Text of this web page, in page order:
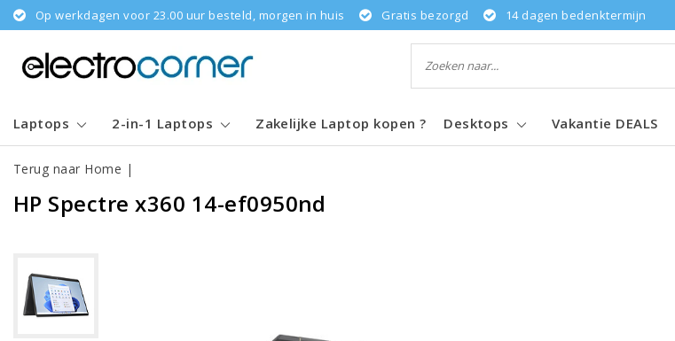
Op werkdagen voor 23.00 uur besteld, morgen in huis Gratis bezorgd 14 dagen bedenktermijn
Laptops 2-in-1 Laptops Zakelijke Laptop kopen ? Desktops Vakantie DEALS
Terug naar Home |
HP Spectre x360 14-ef0950nd